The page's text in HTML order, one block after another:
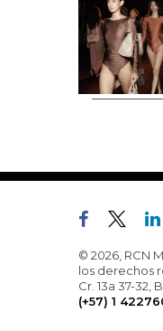
© 2026, RCN
los derechos
Cr. 13a 37-32,
(+57) 1